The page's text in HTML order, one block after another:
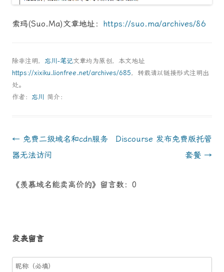
索玛(Suo.Ma)文章地址： https://suo.ma/archives/86
除非注明， 忘川-笔记文章均为原创，本文地址
https://xixiku.lionfree.net/archives/685，转载请以链接形式注明出
处。
作者： 忘川 简介：
文
章
航
← 免费二级域名和cdn服务
器无法访问
Discourse 发布免费版托管
套餐 →
《羡慕域名能卖高价的》留言数：0
发表留言